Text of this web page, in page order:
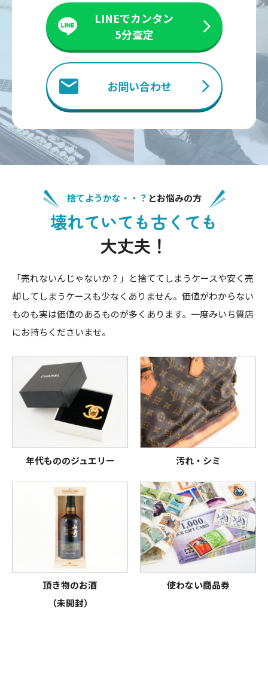
LINEでカンタン
5分査定
お問い合わせ
捨てようかな・・？ とお悩みの方
壊れていても古くても
大丈夫！
「売れないんじゃないか？」と捨ててしまうケースや安く売
却してしまうケースも少なくありません。価値がわからない
ものも実は価値のあるものが多くあります。一度みいち質店
にお持ちくださいませ。
年代もののジュエリー 汚れ・シミ
頂き物のお酒
（未開封）
使わない商品券